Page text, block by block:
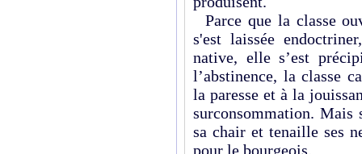
Parce que la classe
s'est laissée
native, elle s’est
l’abstinence, la classe
la paresse et à la
surconsommation.
sa chair et tenaille ses
pour le bourgeois.